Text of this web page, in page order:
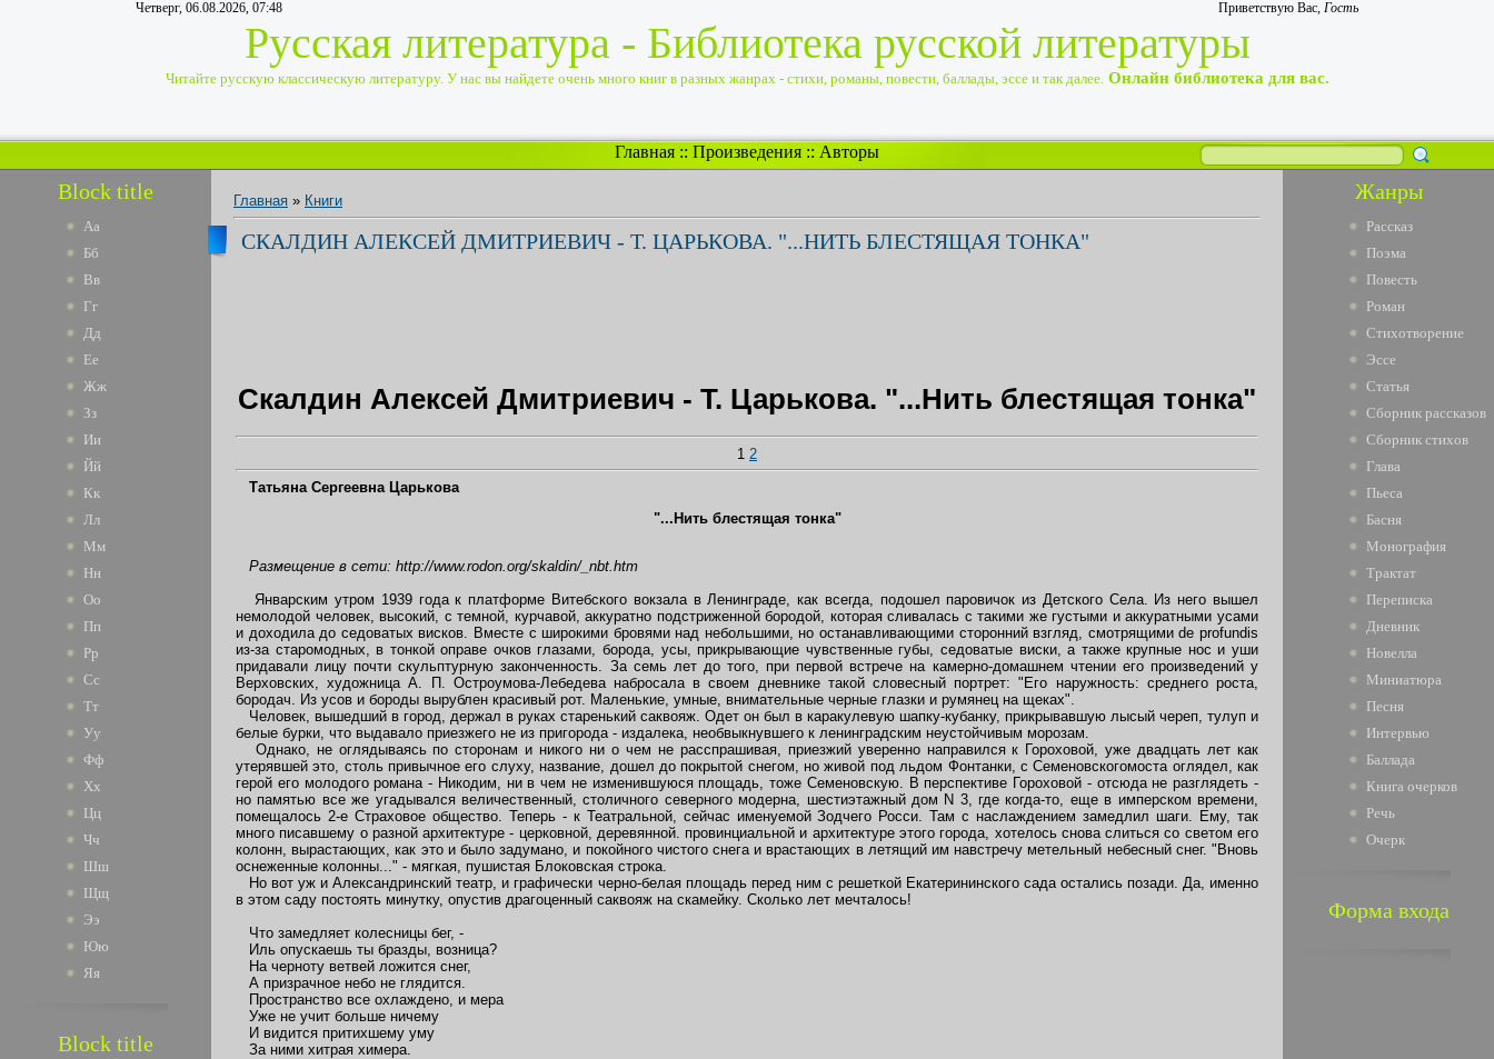
Четверг, 06.08.2026, 07:48 Приветствую Вас, Гость
Русская литература - Библиотека русской литературы
Читайте русскую классическую литературу. У нас вы найдете очень много книг в разных жанрах - стихи, романы, повести, баллады, эссе и так далее. Онлайн библиотека для вас.
Главная :: Произведения :: Авторы
Block title
Аа
Бб
Вв
Гг
Дд
Ее
Жж
Зз
Ии
Йй
Кк
Лл
Мм
Нн
Оо
Пп
Рр
Сс
Тт
Уу
Фф
Хх
Цц
Чч
Шш
Щщ
Ээ
Юю
Яя
Block title
Главная » Книги
СКАЛДИН АЛЕКСЕЙ ДМИТРИЕВИЧ - Т. ЦАРЬКОВА. "...НИТЬ БЛЕСТЯЩАЯ ТОНКА"
Скалдин Алексей Дмитриевич - Т. Царькова. "...Нить блестящая тонка"
1 2
Татьяна Сергеевна Царькова
"...Нить блестящая тонка"
Размещение в сети: http://www.rodon.org/skaldin/_nbt.htm
Январским утром 1939 года к платформе Витебского вокзала в Ленинграде, как всегда, подошел паровичок из Детского Села. Из него вышел
немолодой человек, высокий, с темной, курчавой, аккуратно подстриженной бородой, которая сливалась с такими же густыми и аккуратными усами
и доходила до седоватых висков. Вместе с широкими бровями над небольшими, но останавливающими сторонний взгляд, смотрящими de profundis
из-за старомодных, в тонкой оправе очков глазами, борода, усы, прикрывающие чувственные губы, седоватые виски, а также крупные нос и уши
придавали лицу почти скульптурную законченность. За семь лет до того, при первой встрече на камерно-домашнем чтении его произведений у
Верховских, художница А. П. Остроумова-Лебедева набросала в своем дневнике такой словесный портрет: "Его наружность: среднего роста,
бородач. Из усов и бороды вырублен красивый рот. Маленькие, умные, внимательные черные глазки и румянец на щеках".
Человек, вышедший в город, держал в руках старенький саквояж. Одет он был в каракулевую шапку-кубанку, прикрывавшую лысый череп, тулуп и
белые бурки, что выдавало приезжего не из пригорода - издалека, необвыкнувшего к ленинградским неустойчивым морозам.
Однако, не оглядываясь по сторонам и никого ни о чем не расспрашивая, приезжий уверенно направился к Гороховой, уже двадцать лет как
утерявшей это, столь привычное его слуху, название, дошел до покрытой снегом, но живой под льдом Фонтанки, с Семеновскогомоста оглядел, как
герой его молодого романа - Никодим, ни в чем не изменившуюся площадь, тоже Семеновскую. В перспективе Гороховой - отсюда не разглядеть -
но памятью все же угадывался величественный, столичного северного модерна, шестиэтажный дом N 3, где когда-то, еще в имперском времени,
помещалось 2-е Страховое общество. Теперь - к Театральной, сейчас именуемой Зодчего Росси. Там с наслаждением замедлил шаги. Ему, так
много писавшему о разной архитектуре - церковной, деревянной. провинциальной и архитектуре этого города, хотелось снова слиться со светом его
колонн, вырастающих, как это и было задумано, и покойного чистого снега и врастающих в летящий им навстречу метельный небесный снег. "Вновь
оснеженные колонны..." - мягкая, пушистая Блоковская строка.
Но вот уж и Александринский театр, и графически черно-белая площадь перед ним с решеткой Екатерининского сада остались позади. Да, именно
в этом саду постоять минутку, опустив драгоценный саквояж на скамейку. Сколько лет мечталось!
Что замедляет колесницы бег, -
Иль опускаешь ты бразды, возница?
На черноту ветвей ложится снег,
А призрачное небо не глядится.
Пространство все охлаждено, и мера
Уже не учит больше ничему
И видится притихшему уму
За ними хитрая химера.
Жанры
Рассказ
Поэма
Повесть
Роман
Стихотворение
Эссе
Статья
Сборник рассказов
Сборник стихов
Глава
Пьеса
Басня
Монография
Трактат
Переписка
Дневник
Новелла
Миниатюра
Песня
Интервью
Баллада
Книга очерков
Речь
Очерк
Форма входа